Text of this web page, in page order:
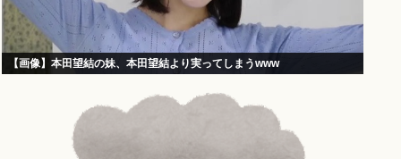
【画像】本田望結の妹、本田望結より実ってしまうwww